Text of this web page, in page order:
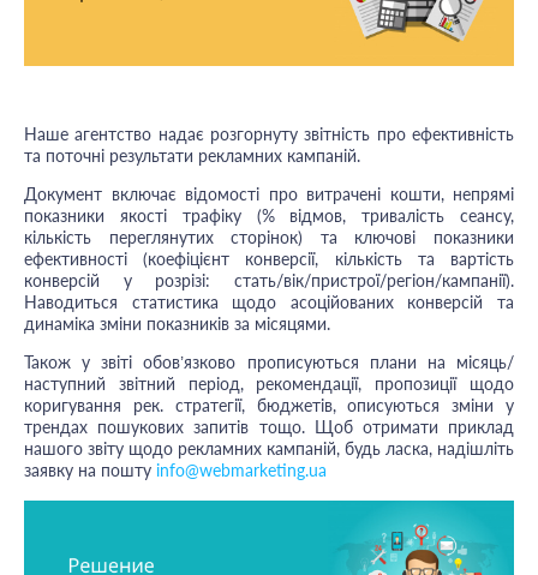
Наше агентство надає розгорнуту звітність про ефективність
та поточні результати рекламних кампаній.
Документ включає відомості про витрачені кошти, непрямі
показники якості трафіку (% відмов, тривалість сеансу,
кількість переглянутих сторінок) та ключові показники
ефективності (коефіцієнт конверсії, кількість та вартість
конверсій у розрізі: стать/вік/пристрої/регіон/кампанії).
Наводиться статистика щодо асоційованих конверсій та
динаміка зміни показників за місяцями.
Також у звіті обов’язково прописуються плани на місяць/
наступний звітний період, рекомендації, пропозиції щодо
коригування рек. стратегії, бюджетів, описуються зміни у
трендах пошукових запитів тощо. Щоб отримати приклад
нашого звіту щодо рекламних кампаній, будь ласка, надішліть
заявку на пошту info@webmarketing.ua